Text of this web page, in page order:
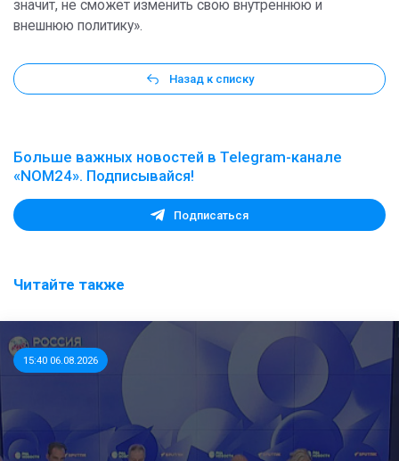
значит, не сможет изменить свою внутреннюю и
внешнюю политику».
Назад к списку
Больше важных новостей в Telegram-канале
«NOM24». Подписывайся!
Подписаться
Читайте также
15:40 06.08.2026